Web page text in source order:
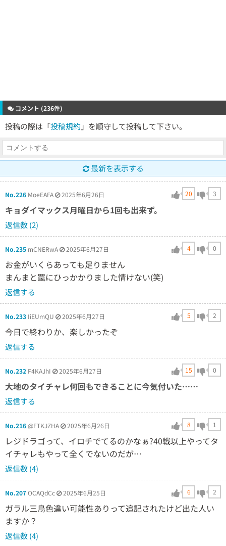
コメント (236件)
投稿の際は「投稿規約 」を順守して投稿して下さい。
最新を表示する
No.226 MoeEAFA 2025年6月26日 20 3
キョダイマックス月曜日から1回も出来ず。
返信数 (2)
No.235 mCNERwA 2025年6月27日 4 0
お金がいくらあっても足りません
まんまと罠にひっかかりました情けない(笑)
返信する
No.233 IiEUmQU 2025年6月27日 5 2
今日で終わりか、楽しかったぞ
返信する
No.232 F4KAJhI 2025年6月27日 15 0
大地のタイチャレ何回もできることに今気付いた……
返信する
No.216@FTKJZHA 2025年6月26日 8 1
レジドラゴって、イロチでてるのかなぁ?40戦以上やってタ
イチャレもやって全くでないのだが…
返信数 (4)
No.207OCAQdCc 2025年6月25日 6 2
ガラル三鳥色違い可能性ありって追記されたけど出た人い
ますか？
返信数 (4)